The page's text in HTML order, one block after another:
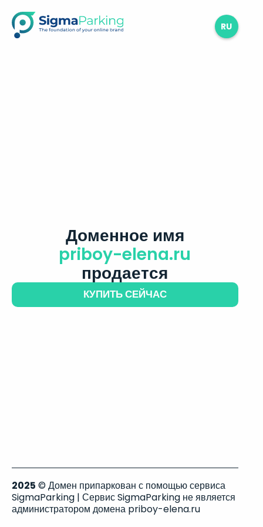
RU
Доменное имя
priboy-elena.ru
продается
КУПИТЬ СЕЙЧАС
2025 © Домен припаркован с помощью сервиса
SigmaParking | Сервис SigmaParking не является
администратором домена priboy-elena.ru